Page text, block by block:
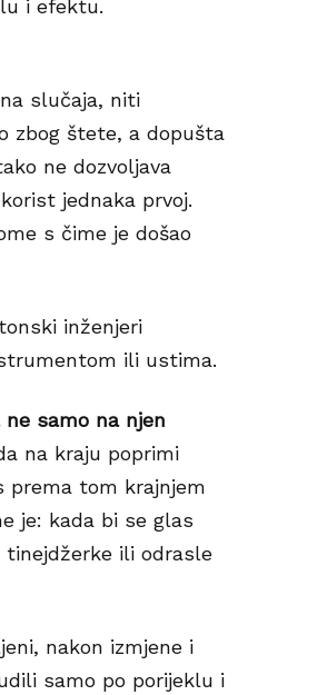
i efektu.
slučaja, niti
zbog štete, a dopušta
ne dozvoljava
jednaka prvoj.
s čime je došao
inženjeri
ili ustima.
samo na njen
na kraju poprimi
prema tom krajnjem
je: kada bi se glas
tinejdžerke ili odrasle
nakon izmjene i
samo po porijeklu i